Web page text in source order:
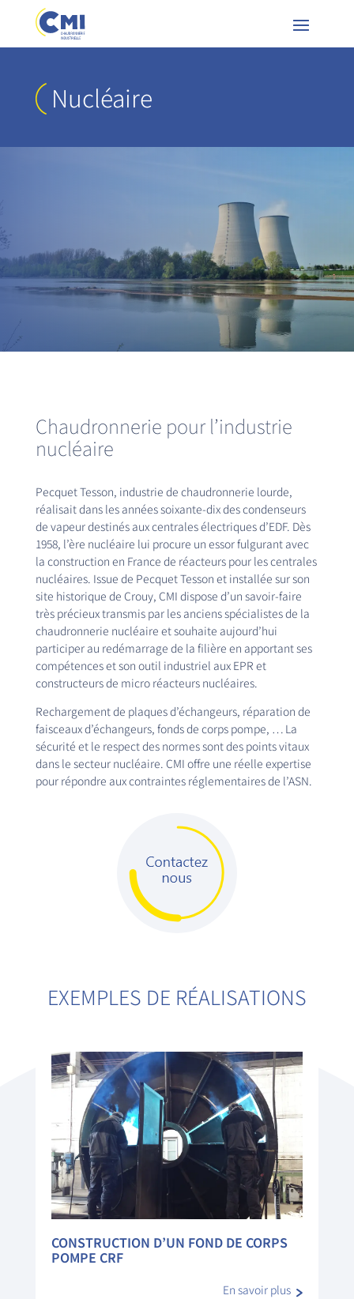
Nucléaire
Chaudronnerie pour l’industrie
nucléaire
Pecquet Tesson, industrie de chaudronnerie lourde,
réalisait dans les années soixante-dix des condenseurs
de vapeur destinés aux centrales électriques d’EDF. Dès
1958, l’ère nucléaire lui procure un essor fulgurant avec
la construction en France de réacteurs pour les centrales
nucléaires. Issue de Pecquet Tesson et installée sur son
site historique de Crouy, CMI dispose d’un savoir-faire
très précieux transmis par les anciens spécialistes de la
chaudronnerie nucléaire et souhaite aujourd’hui
participer au redémarrage de la filière en apportant ses
compétences et son outil industriel aux EPR et
constructeurs de micro réacteurs nucléaires.
Rechargement de plaques d’échangeurs, réparation de
faisceaux d’échangeurs, fonds de corps pompe, … La
sécurité et le respect des normes sont des points vitaux
dans le secteur nucléaire. CMI offre une réelle expertise
pour répondre aux contraintes réglementaires de l’ASN.
EXEMPLES DE RÉALISATIONS
CONSTRUCTION D’UN FOND DE CORPS
POMPE CRF
En savoir plus